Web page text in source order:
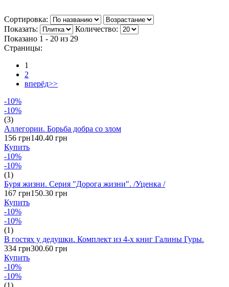
Сортировка:
Показать:
Количество:
Показано 1 - 20 из 29
Страницы:
1
2
вперёд>>
-10%
-10%
(3)
Аллегории. Борьба добра со злом
156 грн140.40 грн
Купить
-10%
-10%
(1)
Буря жизни. Серия "Дорога жизни". /Уценка /
167 грн150.30 грн
Купить
-10%
-10%
(1)
В гостях у дедушки. Комплект из 4-х книг Галины Гуры.
334 грн300.60 грн
Купить
-10%
-10%